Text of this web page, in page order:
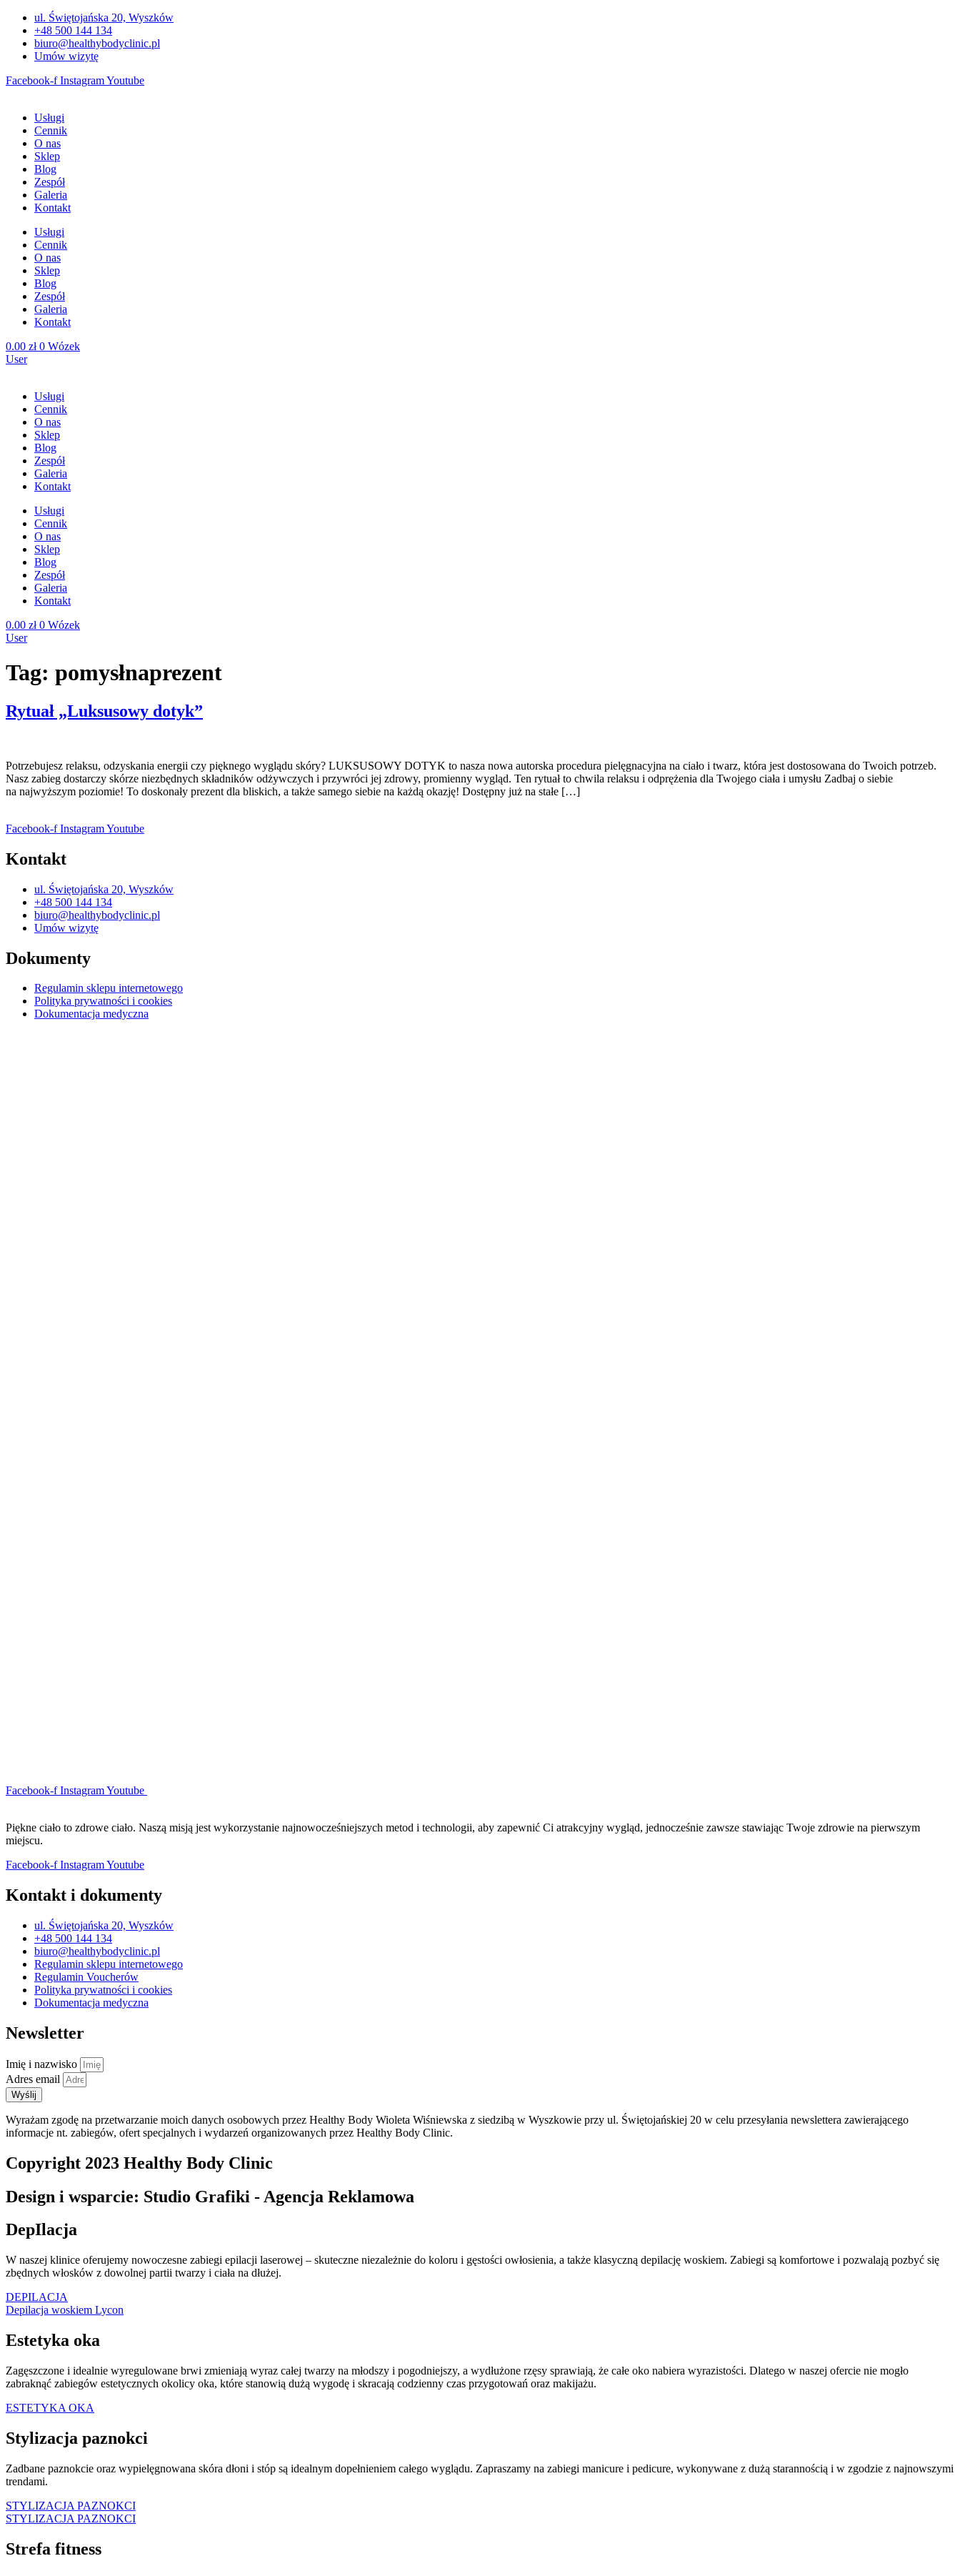
Przejdź
treści
ul. Świętojańska 20, Wyszków
+48 500 144 134
biuro@healthybodyclinic.pl
Umów wizytę
Facebook-f InstagramYoutube
Usługi
Cennik
O nas
Sklep
Blog
Zespół
Galeria
Kontakt
Usługi
Cennik
O nas
Sklep
Blog
Zespół
Galeria
Kontakt
0.00 zł 0 Wózek
User
Usługi
Cennik
O nas
Sklep
Blog
Zespół
Galeria
Kontakt
Usługi
Cennik
O nas
Sklep
Blog
Zespół
Galeria
Kontakt
0.00 zł 0 Wózek
User
Tag: pomysłnaprezent
Rytuał „Luksusowy dotyk”
Potrzebujesz relaksu, odzyskania energii czy pięknego wyglądu skóry? LUKSUSOWY DOTYK to nasza nowa autorska procedura pielęgnacyjna na ciało i twarz, która jest dostosowana do Twoich potrzeb.
Nasz zabieg dostarczy skórze niezbędnych składników odżywczych i przywróci jej zdrowy, promienny wygląd. Ten rytuał to chwila relaksu i odprężenia dla Twojego ciała i umysłu Zadbaj o siebie
na najwyższym poziomie! To doskonały prezent dla bliskich, a także samego siebie na każdą okazję! Dostępny już na stałe […]
Facebook-f InstagramYoutube
Kontakt
ul. Świętojańska 20, Wyszków
+48 500 144 134
biuro@healthybodyclinic.pl
Umów wizytę
Dokumenty
Regulamin sklepu internetowego
Polityka prywatności i cookies
Dokumentacja medyczna
Facebook-f InstagramYoutube
Piękne ciało to zdrowe ciało. Naszą misją jest wykorzystanie najnowocześniejszych metod i technologii, aby zapewnić Ci atrakcyjny wygląd, jednocześnie zawsze stawiając Twoje zdrowie na pierwszym
miejscu.
Facebook-f InstagramYoutube
Kontakt i dokumenty
ul. Świętojańska 20, Wyszków
+48 500 144 134
biuro@healthybodyclinic.pl
Regulamin sklepu internetowego
Regulamin Voucherów
Polityka prywatności i cookies
Dokumentacja medyczna
Newsletter
Imię i nazwisko
Adres email
Wyślij
Wyrażam zgodę na przetwarzanie moich danych osobowych przez Healthy Body Wioleta Wiśniewska z siedzibą w Wyszkowie przy ul. Świętojańskiej 20 w celu przesyłania newslettera zawierającego
informacje nt. zabiegów, ofert specjalnych i wydarzeń organizowanych przez Healthy Body Clinic.
Copyright 2023 Healthy Body Clinic
Design i wsparcie: Studio Grafiki - Agencja Reklamowa
DepIlacja
W naszej klinice oferujemy nowoczesne zabiegi epilacji laserowej – skuteczne niezależnie do koloru i gęstości owłosienia, a także klasyczną depilację woskiem. Zabiegi są komfortowe i pozwalają pozbyć się
zbędnych włosków z dowolnej partii twarzy i ciała na dłużej.
DEPILACJA
Depilacja woskiem Lycon
Estetyka oka
Zagęszczone i idealnie wyregulowane brwi zmieniają wyraz całej twarzy na młodszy i pogodniejszy, a wydłużone rzęsy sprawiają, że całe oko nabiera wyrazistości. Dlatego w naszej ofercie nie mogło
zabraknąć zabiegów estetycznych okolicy oka, które stanowią dużą wygodę i skracają codzienny czas przygotowań oraz makijażu.
ESTETYKA OKA
Stylizacja paznokci
Zadbane paznokcie oraz wypielęgnowana skóra dłoni i stóp są idealnym dopełnieniem całego wyglądu. Zapraszamy na zabiegi manicure i pedicure, wykonywane z dużą starannością i w zgodzie z najnowszymi
trendami.
STYLIZACJA PAZNOKCI
STYLIZACJA PAZNOKCI
Strefa fitness